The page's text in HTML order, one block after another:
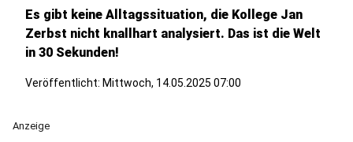
Es gibt keine Alltagssituation, die Kollege Jan
Zerbst nicht knallhart analysiert. Das ist die Welt
in 30 Sekunden!
Veröffentlicht: Mittwoch, 14.05.2025 07:00
Anzeige